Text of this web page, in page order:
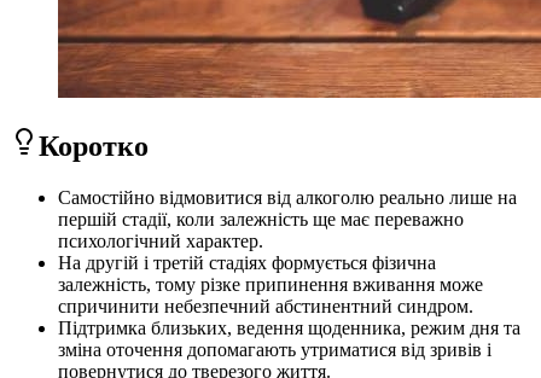
Коротко
Самостійно відмовитися від алкоголю реально лише на
першій стадії, коли залежність ще має переважно
психологічний характер.
На другій і третій стадіях формується фізична
залежність, тому різке припинення вживання може
спричинити небезпечний абстинентний синдром.
Підтримка близьких, ведення щоденника, режим дня та
зміна оточення допомагають утриматися від зривів і
повернутися до тверезого життя.